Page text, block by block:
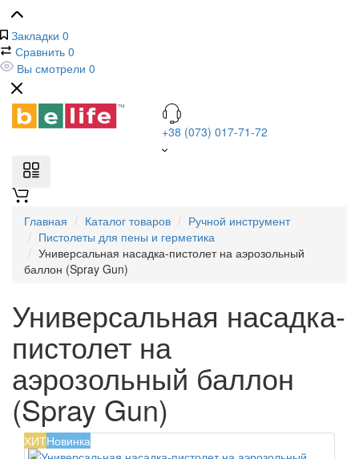
Закладки 0
Сравнить 0
Вы смотрели 0
+38 (073) 017-71-72
Главная Каталог товаров
Ручной инструмент
Пистолеты для пены и герметика
Универсальная насадка-пистолет на аэрозольный
баллон (Spray Gun)
Универсальная насадка-
пистолет на
аэрозольный баллон
(Spray Gun)
ХИТНовинка